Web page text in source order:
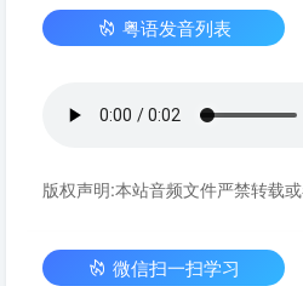
粤语发音列表
版权声明:本站音频文件严禁转载或
微信扫一扫学习